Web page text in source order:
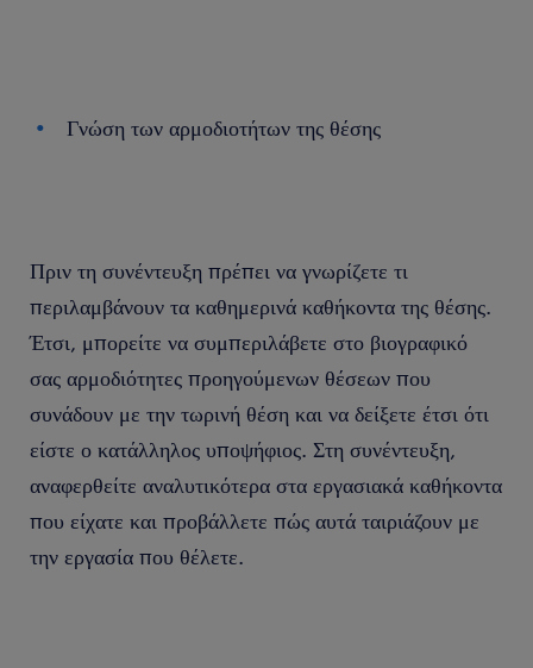
Γνώση των αρμοδιοτήτων της θέσης
Πριν τη συνέντευξη πρέπει να γνωρίζετε τι
περιλαμβάνουν τα καθημερινά καθήκοντα της θέσης.
Έτσι, μπορείτε να συμπεριλάβετε στο βιογραφικό
σας αρμοδιότητες προηγούμενων θέσεων που
συνάδουν με την τωρινή θέση και να δείξετε έτσι ότι
είστε ο κατάλληλος υποψήφιος. Στη συνέντευξη,
αναφερθείτε αναλυτικότερα στα εργασιακά καθήκοντα
που είχατε και προβάλλετε πώς αυτά ταιριάζουν με
την εργασία που θέλετε.